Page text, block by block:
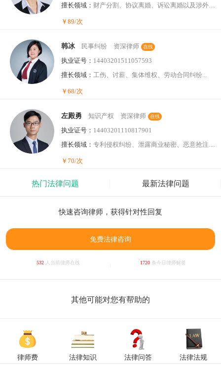
擅长领域： 财产分割、协议离婚、诉讼离婚以及涉外离婚...
￥89/次
韩冰 民事纠纷 资深律师 在线
执业证号： 14403201511057593
擅长领域： 工伤、讨薪、集体维权、劳动合同纠纷...
￥68/次
左殿勇 知识产权 资深律师 在线
执业证号： 14403201110817901
擅长领域： 专利侵权纠纷、泄露商业秘密、恶意抢注商标...
￥70/次
热门法律问题 最新法律问题
快速咨询律师，获得针对性回复
免费法律咨询
532 人当前律师在线 1720条今日律师解答
其他可能对您有帮助的
律师费 法律知识 法律问答 法律法规